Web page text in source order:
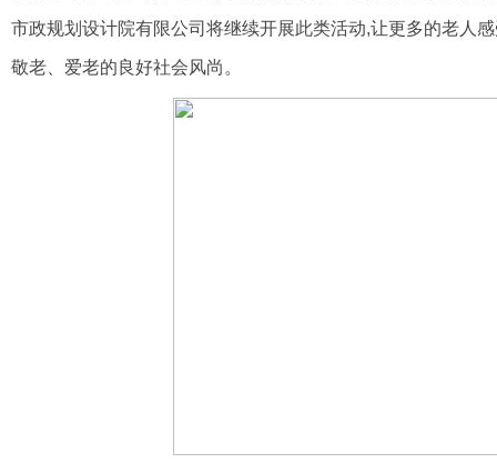
市政规划设计院有限公司将继续开展此类活动,让更多的老人
敬老、爱老的良好社会风尚。